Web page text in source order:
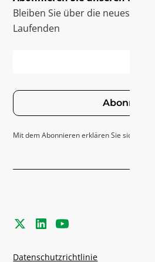
Bleiben Sie über die neuesten
Laufenden
Abonnieren
Mit dem Abonnieren erklären Sie sich mit
Datenschutzrichtlinie